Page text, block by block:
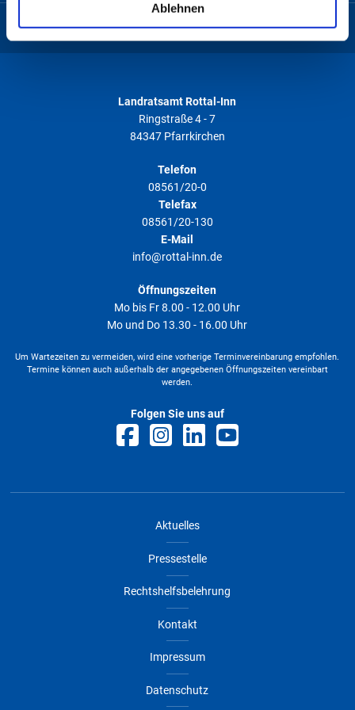
gesammelt haben. Weitere Informationen finden Sie in
Ablehnen
Rottal-Inn Feuerwehr
Landratsamt Rottal-Inn
Ringstraße 4 - 7
84347 Pfarrkirchen
Telefon
08561/20-0
Telefax
08561/20-130
E-Mail
info@rottal-inn.de
Öffnungszeiten
Mo bis Fr 8.00 - 12.00 Uhr
Mo und Do 13.30 - 16.00 Uhr
Um Wartezeiten zu vermeiden, wird eine vorherige Terminvereinbarung empfohlen.
Termine können auch außerhalb der angegebenen Öffnungszeiten vereinbart
werden.
Folgen Sie uns auf
Aktuelles
Pressestelle
Rechtshelfsbelehrung
Kontakt
Impressum
Datenschutz